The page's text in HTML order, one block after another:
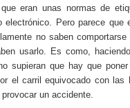
eran unas normas de
electrónico. Pero parece que
no saben
usarlo. Es como,
supieran que hay que
el carril equivocado con las
un accidente.